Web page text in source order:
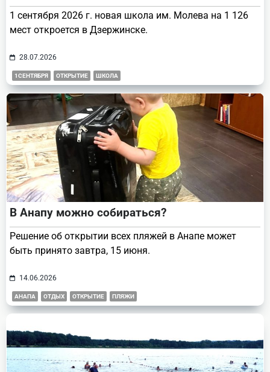
1 сентября 2026 г. новая школа им. Молева на 1 126
мест откроется в Дзержинске.
28.07.2026
1СЕНТЯБРЯ ОТКРЫТИЕ ШКОЛА
В Анапу можно собираться?
Решение об открытии всех пляжей в Анапе может
быть принято завтра, 15 июня.
14.06.2026
АНАПА ОТДЫХ ОТКРЫТИЕ ПЛЯЖИ